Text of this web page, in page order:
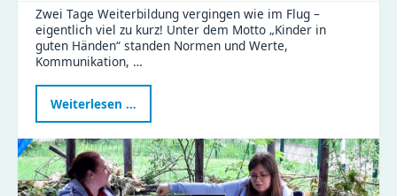
Zwei Tage Weiterbildung vergingen wie im Flug –
eigentlich viel zu kurz! Unter dem Motto „Kinder in
guten Händen“ standen Normen und Werte,
Kommunikation, …
Weiterlesen …
in
Händen
–
Weiterbildung